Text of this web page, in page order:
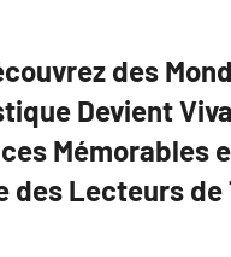
des
Devient
Mémorables
des Lecteurs de